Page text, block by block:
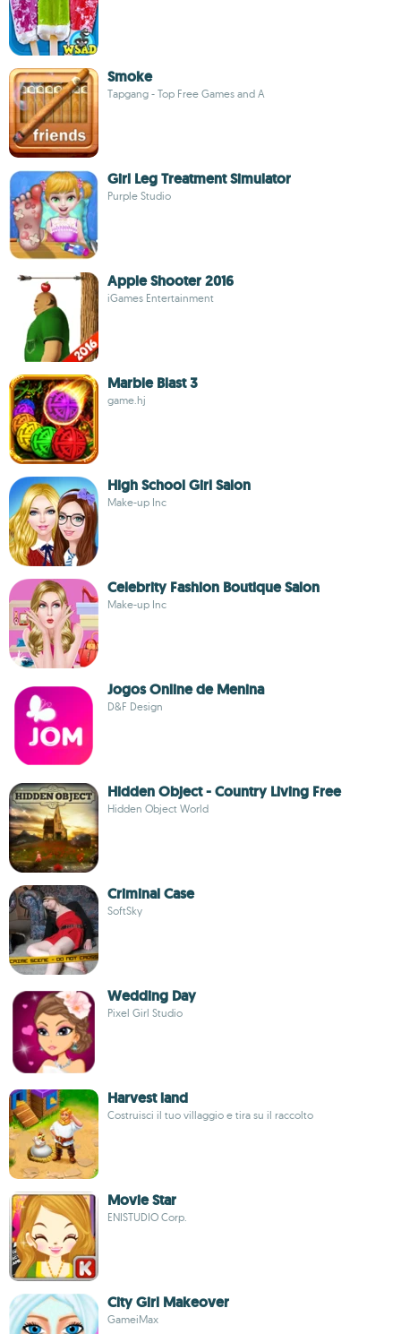
Smoke
Tapgang - Top Free Games and A
Girl Leg Treatment Simulator
Purple Studio
Apple Shooter 2016
iGames Entertainment
Marble Blast 3
game.hj
High School Girl Salon
Make-up Inc
Celebrity Fashion Boutique Salon
Make-up Inc
Jogos Online de Menina
D&F Design
Hidden Object - Country Living Free
Hidden Object World
Criminal Case
SoftSky
Wedding Day
Pixel Girl Studio
Harvest land
Costruisci il tuo villaggio e tira su il raccolto
Movie Star
ENISTUDIO Corp.
City Girl Makeover
GameiMax